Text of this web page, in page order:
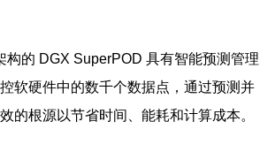
构的 DGX SuperPOD 具有智能预测管理
软硬件中的数千个数据点，通过预测并
的根源以节省时间、能耗和计算成本。